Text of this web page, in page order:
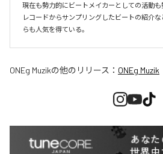
現在も勢力的にビートメイカーとしての活動
レコードからサンプリングしたビートの紹介
らも人気を得ている。
ONEg Muzikの他のリリース： ONEg Muzik